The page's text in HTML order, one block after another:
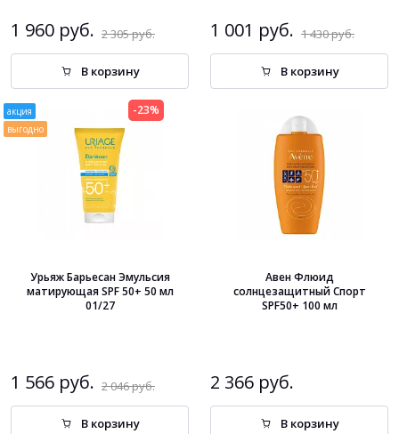
1 960 руб. 2 305 руб.
В корзину
1 001 руб. 1 430 руб.
В корзину
акция
выгодно
Урьяж Барьесан Эмульсия
матирующая SPF 50+ 50 мл
01/27
1 566 руб. 2 046 руб.
-23%
В корзину
Авен Флюид
солнцезащитный Спорт
SPF50+ 100 мл
2 366 руб.
В корзину